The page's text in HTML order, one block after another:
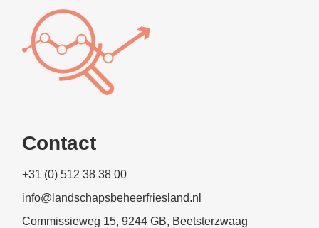
Contact
+31 (0) 512 38 38 00
info@landschapsbeheerfriesland.nl
Commissieweg 15, 9244 GB, Beetsterzwaag